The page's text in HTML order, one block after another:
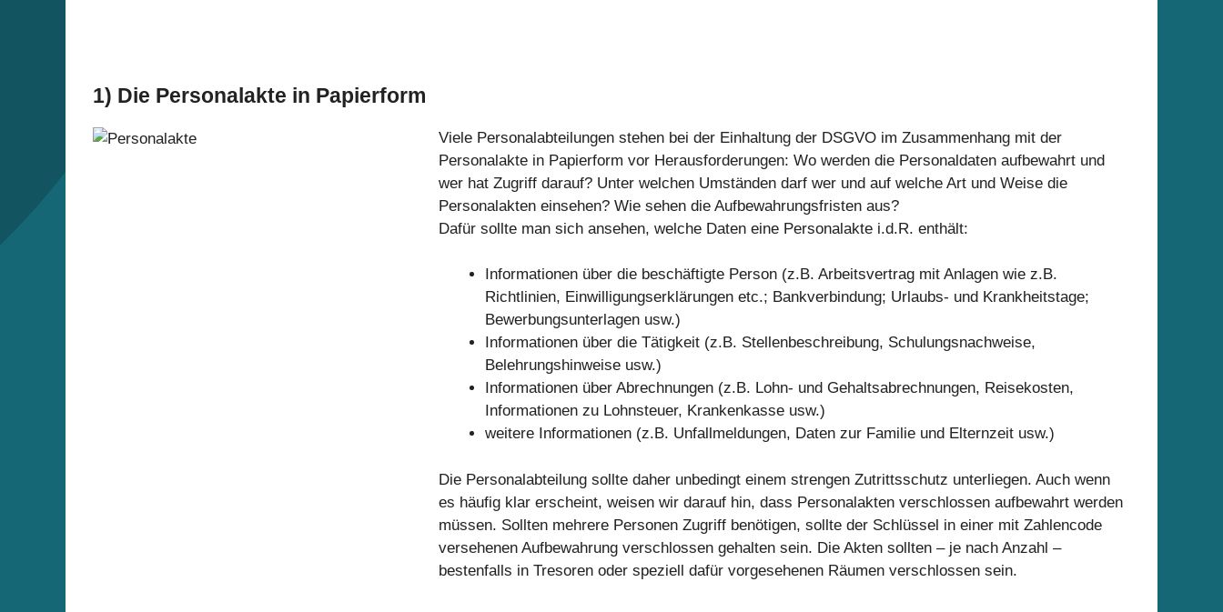
1) Die Personalakte in Papierform
Viele Personalabteilungen stehen bei der Einhaltung der DSGVO im Zusammenhang mit der
Personalakte in Papierform vor Herausforderungen: Wo werden die Personaldaten aufbewahrt und
wer hat Zugriff darauf? Unter welchen Umständen darf wer und auf welche Art und Weise die
Personalakten einsehen? Wie sehen die Aufbewahrungsfristen aus?
Dafür sollte man sich ansehen, welche Daten eine Personalakte i.d.R. enthält:
Informationen über die beschäftigte Person (z.B. Arbeitsvertrag mit Anlagen wie z.B.
Richtlinien, Einwilligungserklärungen etc.; Bankverbindung; Urlaubs- und Krankheitstage;
Bewerbungsunterlagen usw.)
Informationen über die Tätigkeit (z.B. Stellenbeschreibung, Schulungsnachweise,
Belehrungshinweise usw.)
Informationen über Abrechnungen (z.B. Lohn- und Gehaltsabrechnungen, Reisekosten,
Informationen zu Lohnsteuer, Krankenkasse usw.)
weitere Informationen (z.B. Unfallmeldungen, Daten zur Familie und Elternzeit usw.)
Die Personalabteilung sollte daher unbedingt einem strengen Zutrittsschutz unterliegen. Auch wenn
es häufig klar erscheint, weisen wir darauf hin, dass Personalakten verschlossen aufbewahrt werden
müssen. Sollten mehrere Personen Zugriff benötigen, sollte der Schlüssel in einer mit Zahlencode
versehenen Aufbewahrung verschlossen gehalten sein. Die Akten sollten – je nach Anzahl –
bestenfalls in Tresoren oder speziell dafür vorgesehenen Räumen verschlossen sein.